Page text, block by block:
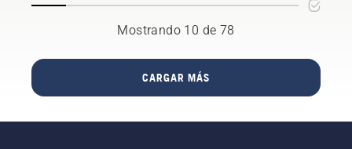
Aquí te
que
debes
tener en
de
Husqvarna
rendimiento
de tu
Husqvarna
y, por lo
tu
potencia
que
necesitas
combustión
cuando
el
bosque,
llevas
usuarios
Mostrando 10 de 78
CARGAR MÁS